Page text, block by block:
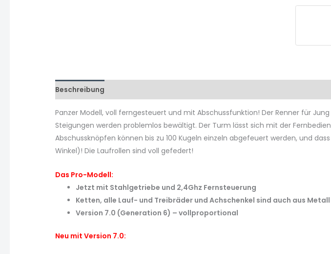
RRZ
Beschreibung
Panzer Modell, voll ferngesteuert und mit Abschussfunktion! Der Renner für
Steigungen werden problemlos bewältigt. Der Turm lässt sich mit der
Abschussknöpfen können bis zu 100 Kugeln einzeln abgefeuert werden, und
Winkel)! Die Laufrollen sind voll gefedert!
Das Pro-Modell:
Jetzt mit Stahlgetriebe und 2,4Ghz Fernsteuerung
Ketten, alle Lauf- und Treibräder und Achschenkel sind auch aus Metall
Version 7.0 (Generation 6) – vollproportional
Neu mit Version 7.0: